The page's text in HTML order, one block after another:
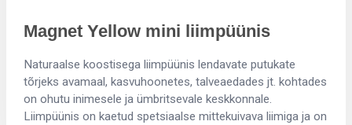
Magnet Yellow mini liimpüünis
Naturaalse koostisega liimpüünis lendavate putukate
tõrjeks avamaal, kasvuhoonetes, talveaedades jt. kohtades
on ohutu inimesele ja ümbritsevale keskkonnale.
Liimpüünis on kaetud spetsiaalse mittekuivava liimiga ja on